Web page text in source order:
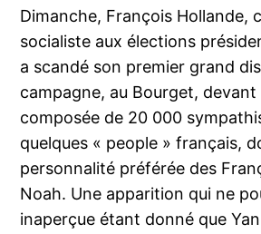
Dimanche, François Hollande,
socialiste aux élections
a scandé son premier grand
campagne, au Bourget, devant
composée de 20 000
quelques « people » français,
personnalité préférée des
Noah. Une apparition qui ne
inaperçue étant donné que